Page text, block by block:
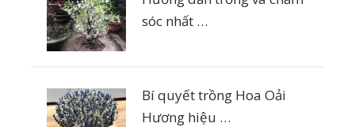
sóc nhất …
Bí quyết trồng Hoa Oải
Hương hiệu …